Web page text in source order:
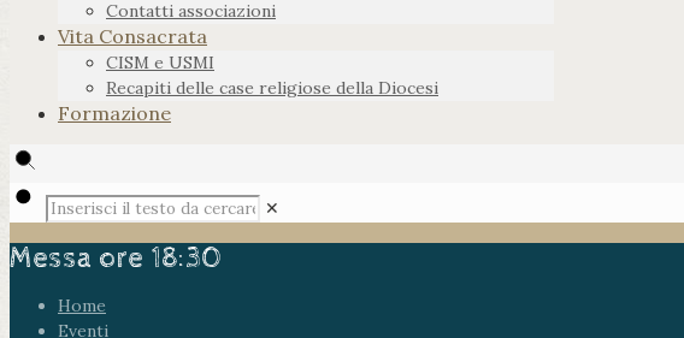
Contatti associazioni
Vita Consacrata
CISM e USMI
Recapiti delle case religiose della Diocesi
Formazione
✕
Messa ore 18:30
Home
Eventi